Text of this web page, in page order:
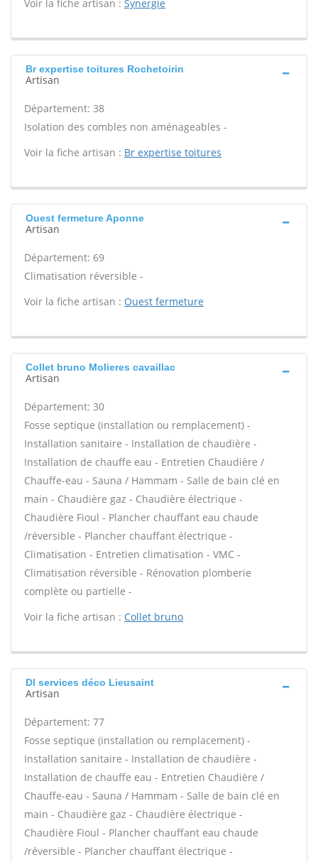
Voir la fiche artisan : Synergie
Br expertise toitures Rochetoirin
Artisan
Département: 38
Isolation des combles non aménageables -
Voir la fiche artisan : Br expertise toitures
Ouest fermeture Aponne
Artisan
Département: 69
Climatisation réversible -
Voir la fiche artisan : Ouest fermeture
Collet bruno Molieres cavaillac
Artisan
Département: 30
Fosse septique (installation ou remplacement) -
Installation sanitaire - Installation de chaudière -
Installation de chauffe eau - Entretien Chaudière /
Chauffe-eau - Sauna / Hammam - Salle de bain clé en
main - Chaudière gaz - Chaudière électrique -
Chaudière Fioul - Plancher chauffant eau chaude
/réversible - Plancher chauffant électrique -
Climatisation - Entretien climatisation - VMC -
Climatisation réversible - Rénovation plomberie
complète ou partielle -
Voir la fiche artisan : Collet bruno
Dl services déco Lieusaint
Artisan
Département: 77
Fosse septique (installation ou remplacement) -
Installation sanitaire - Installation de chaudière -
Installation de chauffe eau - Entretien Chaudière /
Chauffe-eau - Sauna / Hammam - Salle de bain clé en
main - Chaudière gaz - Chaudière électrique -
Chaudière Fioul - Plancher chauffant eau chaude
/réversible - Plancher chauffant électrique -